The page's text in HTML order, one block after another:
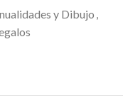
y Dibujo ,